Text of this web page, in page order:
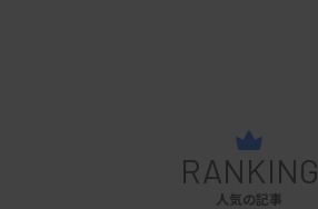
RANKING
人気の記事